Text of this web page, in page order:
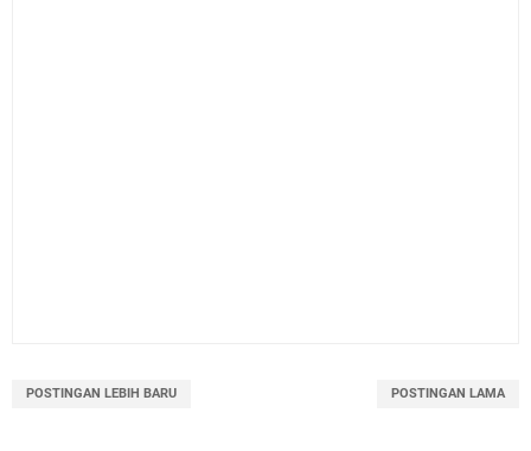
POSTINGAN LEBIH BARU POSTINGAN LAMA